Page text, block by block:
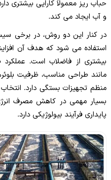
حباب ریز معمولاً کارایی بیشتری
و آب ایجاد می کند.
در کنار این دو روش، در برخی
استفاده می شود که هدف آن
بیشتری از فاضلاب است.
مانند طراحی مناسب، ظرفیت
منظم تجهیزات بستگی دارد.
بسیار مهمی در کاهش مصرف
پایداری فرآیند بیولوژیکی دارد.